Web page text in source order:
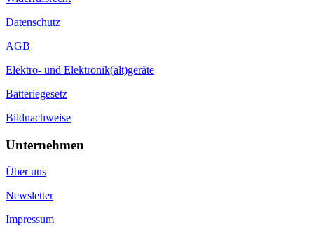
AGB
Elektro- und Elektronik(alt)geräte
Batteriegesetz
Bildnachweise
Impressum
Kontakt
Vertriebspartner